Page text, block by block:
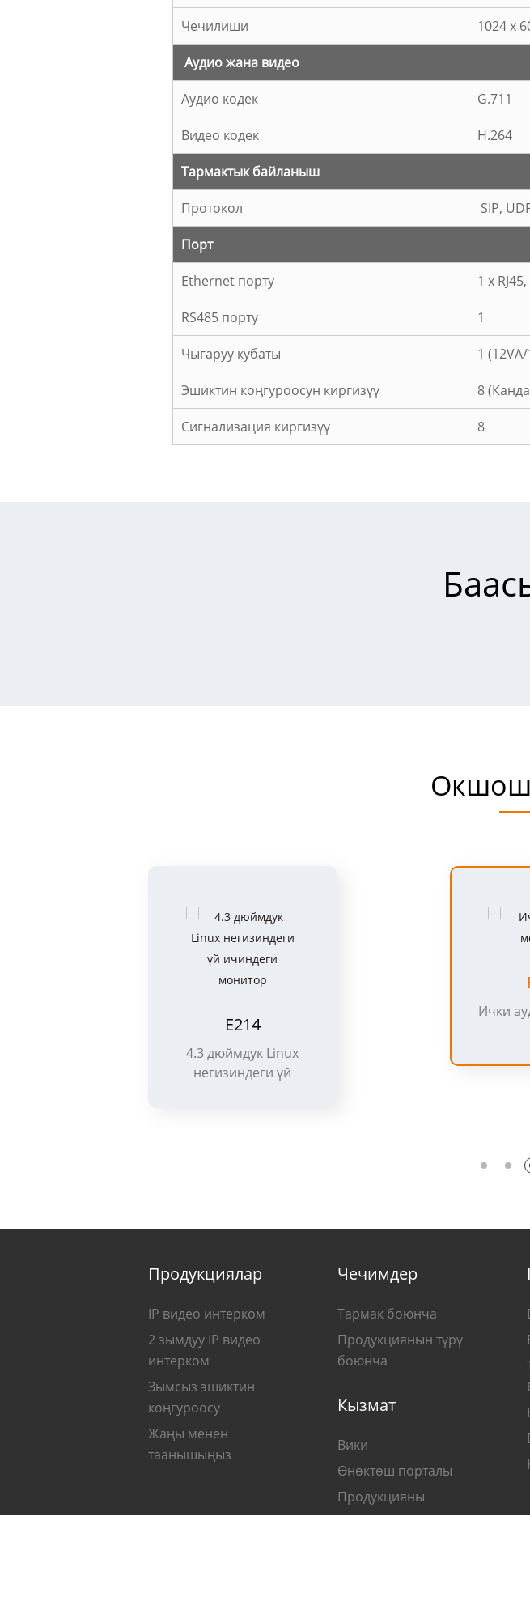
Чечилиши 1024 x
Аудио жана видео
Аудио кодек G.711
Видео кодек H.264
Тармактык байланыш
Протокол SIP,
Порт
Ethernet порту 1 x
RS485 порту 1
Чыгаруу кубаты 1
Эшиктин коңгуроосун киргизүү 8
Сигнализация киргизүү 8
E214
4.3 дюймдук Linux
негизиндеги үй
Ички
Продукциялар
IP видео интерком
2 зымдуу IP видео
интерком
Зымсыз эшиктин
коңгуроосу
Жаңы менен
таанышыңыз
Чечимдер
Тармак боюнча
Продукциянын түрү
боюнча
Кызмат
Вики
Өнөктөш порталы
Продукцияны
көзөмөлдөө